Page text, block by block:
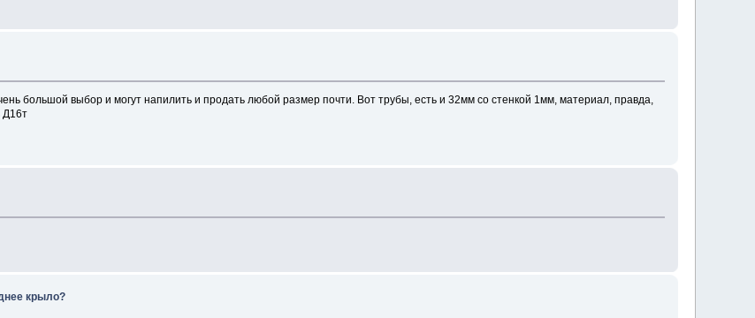
большой выбор и могут напилить и продать любой размер почти. Вот трубы, есть и 32мм со стенкой 1мм, материал, правда,
Д16т
крыло?